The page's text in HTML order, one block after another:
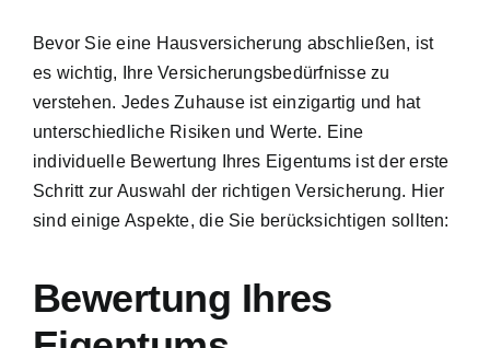
Bevor Sie eine Hausversicherung abschließen, ist
es wichtig, IhreVersicherungsbedürfnisse zu
verstehen. Jedes Zuhause ist einzigartig und hat
unterschiedliche Risiken und Werte. Eine
individuelle Bewertung Ihres Eigentums ist der erste
Schritt zur Auswahl der richtigen Versicherung. Hier
sind einige Aspekte, die Sie berücksichtigen sollten:
Bewertung Ihres